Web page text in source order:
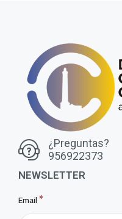
¿Preguntas?
956922373
NEWSLETTER
Email*